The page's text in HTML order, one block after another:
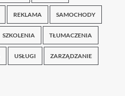
REKLAMA SAMOCHODY
SZKOLENIA TŁUMACZENIA
USŁUGI ZARZĄDZANIE